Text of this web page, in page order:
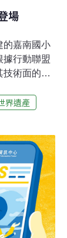
場
的嘉南國小
據行動聯盟
技術面的成
，難以獨
能。因此
頭水庫水利
南水利設施
的「半水
成，順應嘉
續使用中，
，供灌面積
學生加
界遺產